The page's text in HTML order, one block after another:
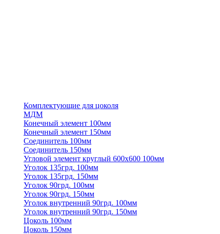
Комплектующие для цоколя
МДМ
Конечный элемент 100мм
Конечный элемент 150мм
Соединитель 100мм
Соединитель 150мм
Угловой элемент круглый 600х600 100мм
Уголок 135грд. 100мм
Уголок 135грд. 150мм
Уголок 90грд. 100мм
Уголок 90грд. 150мм
Уголок внутренний 90грд. 100мм
Уголок внутренний 90грд. 150мм
Цоколь 100мм
Цоколь 150мм